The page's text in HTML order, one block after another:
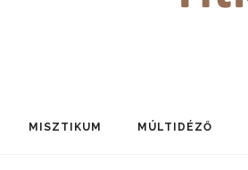
MISZTIKUM MÚLTIDÉZŐ